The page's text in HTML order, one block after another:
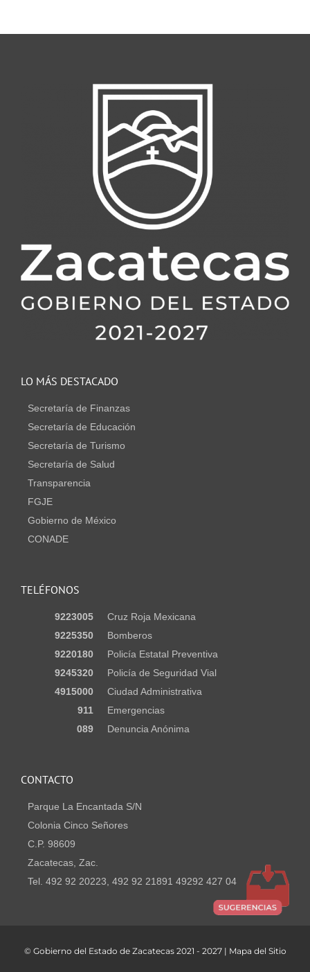
TELÉFONOS
9223005
Cruz Roja Mexicana
9225350
Bomberos
9220180
Policía Estatal Preventiva
9245320
Policía de Seguridad Vial
4915000
Ciudad Administrativa
911
Emergencias
089
Denuncia Anónima
LO MÁS DESTACADO
Secretaría de Finanzas
Secretaría de Educación
Secretaría de Turismo
Secretaría de Salud
Transparencia
FGJE
Gobierno de México
CONADE
CONTACTO
Parque La Encantada S/N
Colonia Cinco Señores
C.P. 98609
Zacatecas, Zac.
Tel. 492 92 20223, 492 92 21891 49292 427 04
© Gobierno del Estado de Zacatecas 2021 - 2027 | Mapa del Sitio